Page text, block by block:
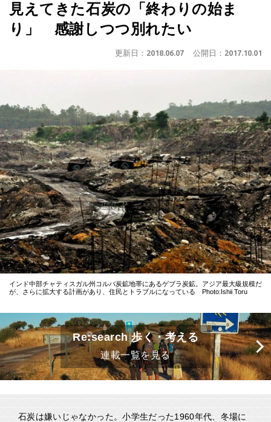
見えてきた石炭の「終わりの始ま
り」 感謝しつつ別れたい
更新日： 2018.06.07 公開日： 2017.10.01
インド中部チャティスガル州コルバ炭鉱地帯にあるゲブラ炭鉱。アジア最大級規模だ
が、さらに拡大する計画があり、住民とトラブルになっている Photo:Ishii Toru
Re:search 歩く・考える
連載一覧を見る
石炭は嫌いじゃなかった。小学生だった1960年代、冬場に